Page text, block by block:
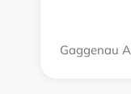
Gaggenau